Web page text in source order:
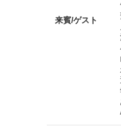
来賓/ゲスト